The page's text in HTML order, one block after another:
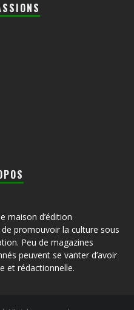
maison d’édition
promouvoir la culture sous
Peu de magazines
peuvent se vanter d’avoir
et rédactionnelle.